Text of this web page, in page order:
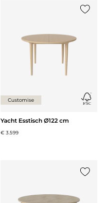
Customise
Yacht Esstisch Ø122 cm
€ 3.599